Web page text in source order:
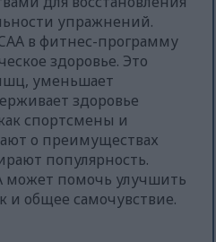
упражнений.
в фитнес-программу
здоровье. Это
уменьшает
здоровье
спортсмены и
о преимуществах
популярность.
может помочь улучшить
и общее самочувствие.